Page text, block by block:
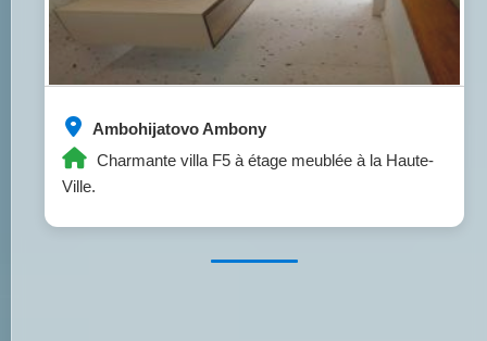
Ambohijatovo Ambony
Charmante villa F5 à étage meublée à la Haute-
Ville.